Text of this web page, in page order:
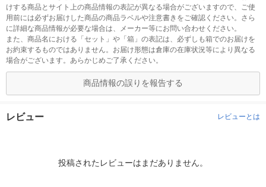
けする商品とサイト上の商品情報の表記が異なる場合がございますので、ご使
用前には必ずお届けした商品の商品ラベルや注意書きをご確認ください。さら
に詳細な商品情報が必要な場合は、メーカー等にお問い合わせください。
また、商品名における「セット」や「箱」の表記は、必ずしも箱でのお届けを
お約束するものではありません。お届け形態は倉庫の在庫状況等により異なる
場合がございます。あらかじめご了承ください。
商品情報の誤りを報告する
レビュー レビューとは
投稿されたレビューはまだありません。